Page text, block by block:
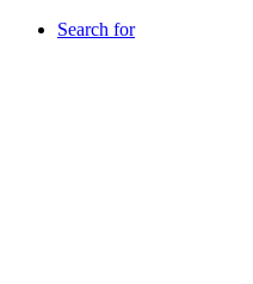
Search for